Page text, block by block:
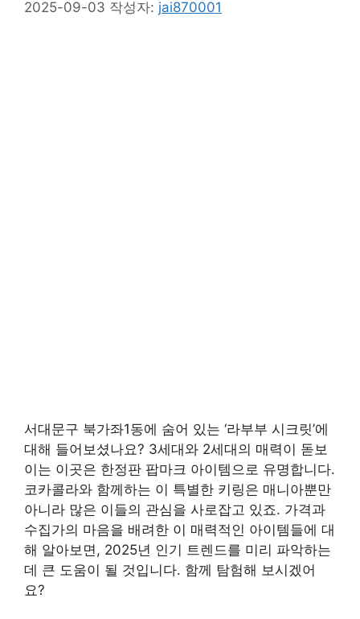
2025-09-03 작성자: jai870001
서대문구 북가좌1동에 숨어 있는 ‘라부부 시크릿’에
대해 들어보셨나요? 3세대와 2세대의 매력이 돋보
이는 이곳은 한정판 팝마크 아이템으로 유명합니다.
코카콜라와 함께하는 이 특별한 키링은 매니아뿐만
아니라 많은 이들의 관심을 사로잡고 있죠. 가격과
수집가의 마음을 배려한 이 매력적인 아이템들에 대
해 알아보면, 2025년 인기 트렌드를 미리 파악하는
데 큰 도움이 될 것입니다. 함께 탐험해 보시겠어
요?